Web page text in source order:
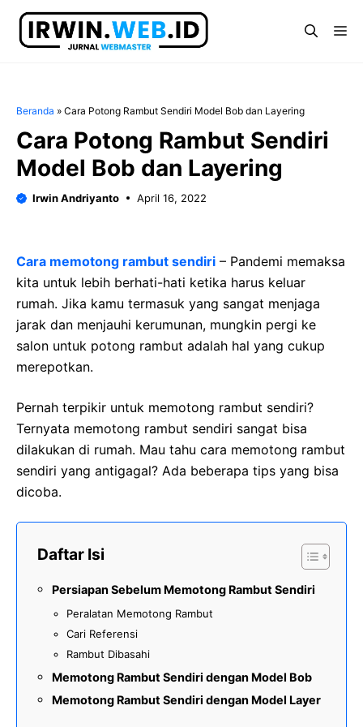
Langsung
Beranda » Cara Potong Rambut Sendiri Model Bob dan Layering
Cara Potong Rambut Sendiri
Model Bob dan Layering
Irwin Andriyanto April 16, 2022
Cara memotong rambut sendiri – Pandemi memaksa
kita untuk lebih berhati-hati ketika harus keluar
rumah. Jika kamu termasuk yang sangat menjaga
jarak dan menjauhi kerumunan, mungkin pergi ke
salon untuk potong rambut adalah hal yang cukup
merepotkan.
Pernah terpikir untuk memotong rambut sendiri?
Ternyata memotong rambut sendiri sangat bisa
dilakukan di rumah. Mau tahu cara memotong rambut
sendiri yang antigagal? Ada beberapa tips yang bisa
dicoba.
Daftar Isi
Persiapan Sebelum Memotong Rambut Sendiri
Peralatan Memotong Rambut
Cari Referensi
Rambut Dibasahi
Memotong Rambut Sendiri dengan Model Bob
Memotong Rambut Sendiri dengan Model Layer